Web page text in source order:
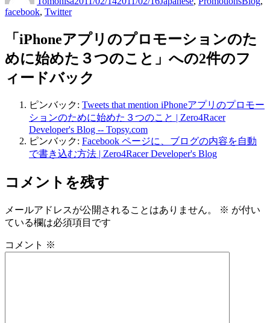
者 日:
ゴ
facebook, Twitter
「iPhoneアプリのプロモーションのた
めに始めた３つのこと」への2件のフ
ィードバック
ピンバック: Tweets that mention iPhoneアプリのプロモー
ションのために始めた３つのこと | Zero4Racer
Developer's Blog -- Topsy.com
ピンバック: Facebook ページに、ブログの内容を自動
で書き込む方法 | Zero4Racer Developer's Blog
コメントを残す
メールアドレスが公開されることはありません。 ※ が付い
ている欄は必須項目です
コメント ※